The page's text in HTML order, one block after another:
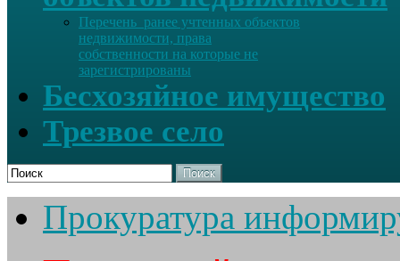
Перечень ранее учтенных объектов
недвижимости, права
собственности на которые не
зарегистрированы
Бесхозяйное имущество
Трезвое село
Поиск
Прокуратура